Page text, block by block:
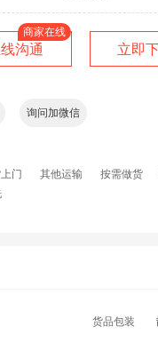
沟通 立即
菌包上的还是椴木上的？
询问加微信
门 其他运输 按需做货
货品包装